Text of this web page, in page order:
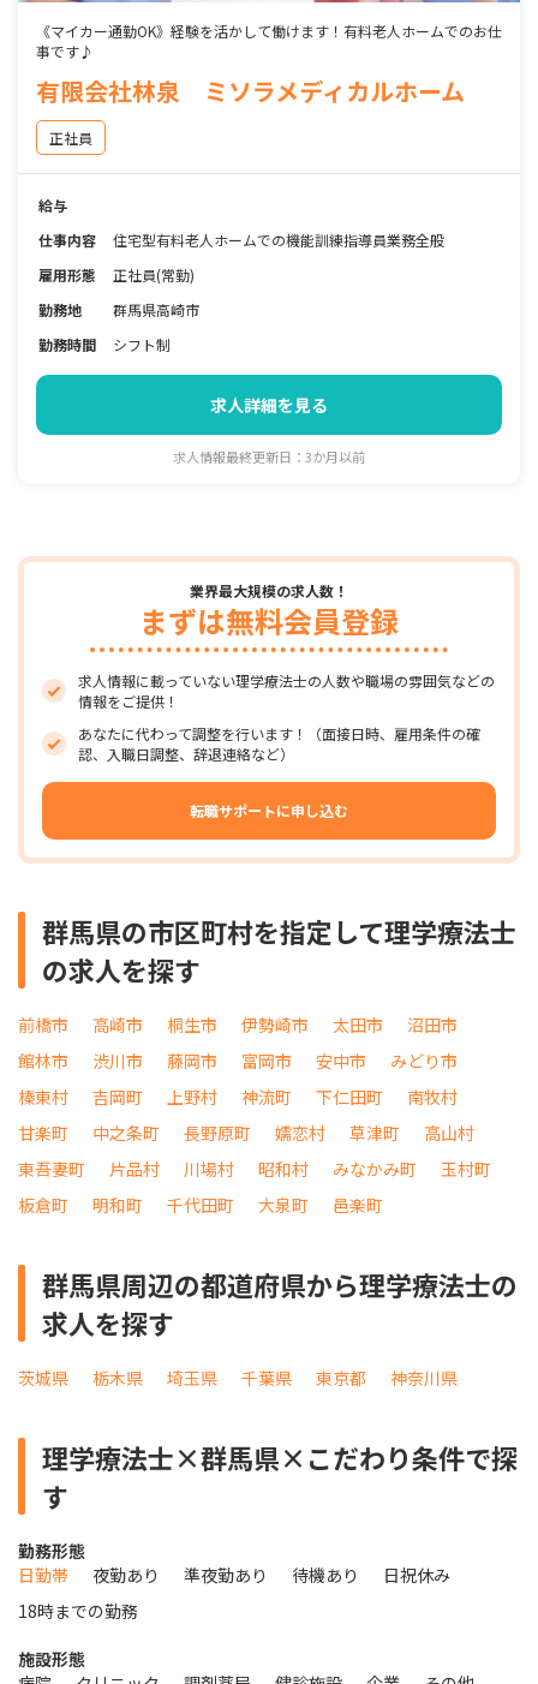
《マイカー通勤OK》経験を活かして働けます！有料老人ホームでのお仕
事です♪
有限会社林泉 ミソラメディカルホーム
正社員
給与
仕事内容
住宅型有料老人ホームでの機能訓練指導員業務全般
雇用形態
正社員(常勤)
勤務地
群馬県高崎市
勤務時間
シフト制
求人詳細を見る
求人情報最終更新日：3か月以前
業界最大規模の求人数！
まずは無料会員登録
求人情報に載っていない理学療法士の人数や職場の雰囲気などの
情報をご提供！
あなたに代わって調整を行います！（面接日時、雇用条件の確
認、入職日調整、辞退連絡など）
転職サポートに申し込む
群馬県の市区町村を指定して理学療法士
の求人を探す
前橋市 高崎市 桐生市 伊勢崎市 太田市
沼田市
館林市
渋川市 藤岡市 富岡市 安中市
みどり市
榛東村
吉岡町 上野村 神流町 下仁田町
南牧村
甘楽町
中之条町 長野原町 嬬恋村 草津町
高山村
東吾妻町
片品村 川場村 昭和村 みなかみ町
玉村町
板倉町
明和町 千代田町 大泉町 邑楽町
群馬県周辺の都道府県から理学療法士の
求人を探す
茨城県 栃木県 埼玉県 千葉県 東京都 神奈川県
理学療法士×群馬県×こだわり条件で探
す
勤務形態
日勤帯
夜勤あり 準夜勤あり 待機あり
日祝休み
18時までの勤務
施設形態